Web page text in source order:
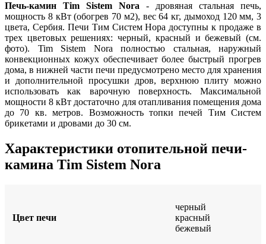
Печь-камин Tim Sistem Nora - дровяная стальная печь,
мощность 8 кВт (обогрев 70 м2), вес 64 кг, дымоход 120 мм, 3
цвета, Сербия. Печи Тим Систем Нора доступны к продаже в
трех цветовых решениях: черный, красный и бежевый (см.
фото). Tim Sistem Nora полностью стальная, наружный
конвекционных кожух обеспечивает более быстрый прогрев
дома, в нижней части печи предусмотрено место для хранения
и дополнительной просушки дров, верхнюю плиту можно
использовать как варочную поверхность. Максимальной
мощности 8 кВт достаточно для отапливания помещения дома
до 70 кв. метров. Возможность топки печей Тим Систем
брикетами и дровами до 30 см.
Характеристики отопительной печи-
камина Tim Sistem Nora
Цвет печи
черный
красный
бежевый